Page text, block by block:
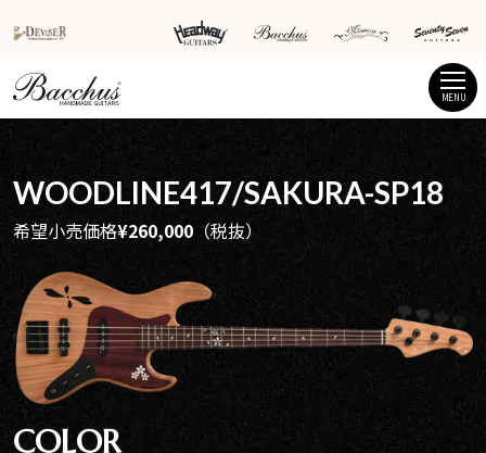
MENU
WOODLINE417/SAKURA-SP18
希望小売価格¥260,000 （税抜）
COLOR